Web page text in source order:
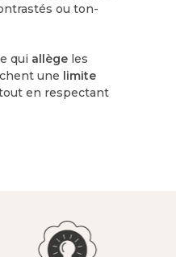
ou ton-
qui allège les
une limite
en respectant